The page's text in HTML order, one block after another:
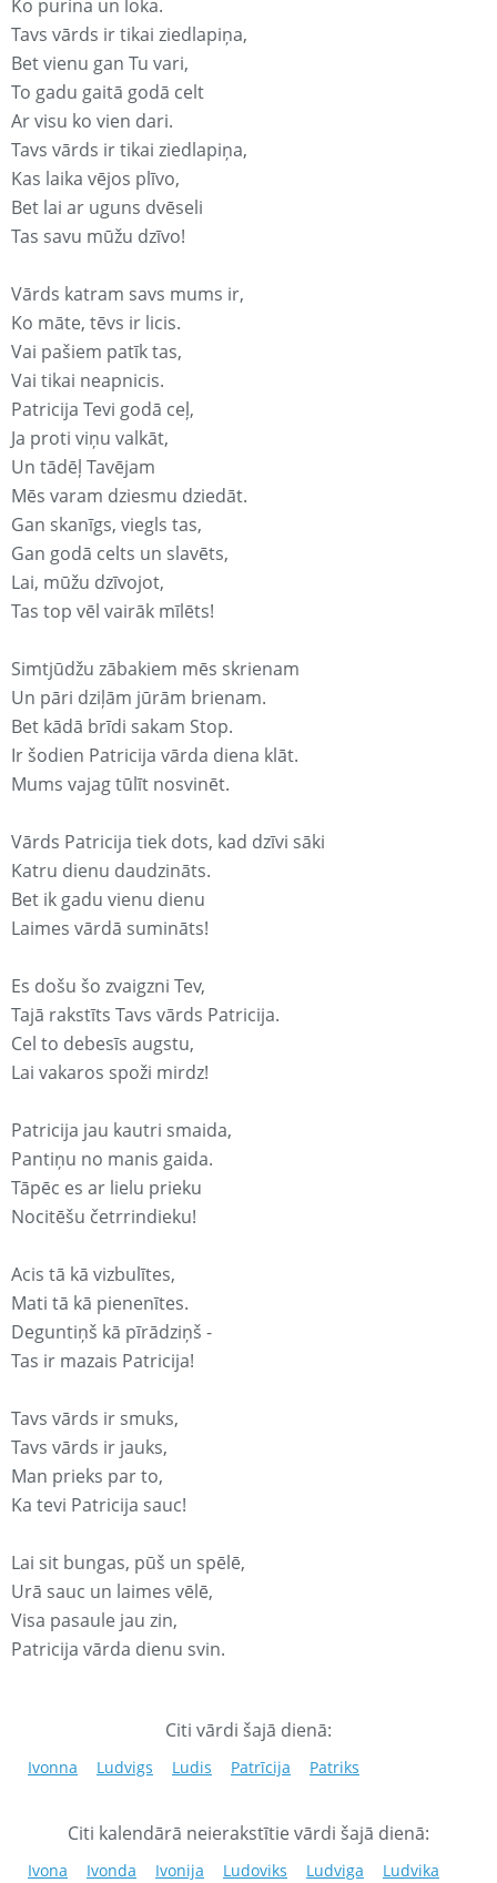
Ko purina un loka.
Tavs vārds ir tikai ziedlapiņa,
Bet vienu gan Tu vari,
To gadu gaitā godā celt
Ar visu ko vien dari.
Tavs vārds ir tikai ziedlapiņa,
Kas laika vējos plīvo,
Bet lai ar uguns dvēseli
Tas savu mūžu dzīvo!
Vārds katram savs mums ir,
Ko māte, tēvs ir licis.
Vai pašiem patīk tas,
Vai tikai neapnicis.
Patricija Tevi godā ceļ,
Ja proti viņu valkāt,
Un tādēļ Tavējam
Mēs varam dziesmu dziedāt.
Gan skanīgs, viegls tas,
Gan godā celts un slavēts,
Lai, mūžu dzīvojot,
Tas top vēl vairāk mīlēts!
Simtjūdžu zābakiem mēs skrienam
Un pāri dziļām jūrām brienam.
Bet kādā brīdi sakam Stop.
Ir šodien Patricija vārda diena klāt.
Mums vajag tūlīt nosvinēt.
Vārds Patricija tiek dots, kad dzīvi sāki
Katru dienu daudzināts.
Bet ik gadu vienu dienu
Laimes vārdā sumināts!
Es došu šo zvaigzni Tev,
Tajā rakstīts Tavs vārds Patricija.
Cel to debesīs augstu,
Lai vakaros spoži mirdz!
Patricija jau kautri smaida,
Pantiņu no manis gaida.
Tāpēc es ar lielu prieku
Nocitēšu četrrindieku!
Acis tā kā vizbulītes,
Mati tā kā pienenītes.
Deguntiņš kā pīrādziņš -
Tas ir mazais Patricija!
Tavs vārds ir smuks,
Tavs vārds ir jauks,
Man prieks par to,
Ka tevi Patricija sauc!
Lai sit bungas, pūš un spēlē,
Urā sauc un laimes vēlē,
Visa pasaule jau zin,
Patricija vārda dienu svin.
Citi vārdi šajā dienā:
Ivonna Ludvigs Ludis Patrīcija Patriks
Citi kalendārā neierakstītie vārdi šajā dienā:
Ivona Ivonda Ivonija Ludoviks Ludviga
Ludvika